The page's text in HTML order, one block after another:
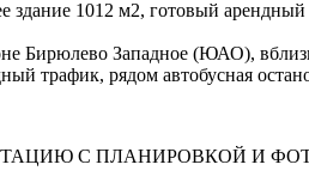
здание 1012 м2, готовый
Бирюлево Западное (ЮАО),
трафик, рядом автобусная
С ПЛАНИРОВКОЙ И